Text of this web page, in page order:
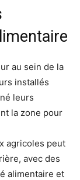
au sein de la
installés
leurs
la zone pour
agricoles peut
avec des
alimentaire et